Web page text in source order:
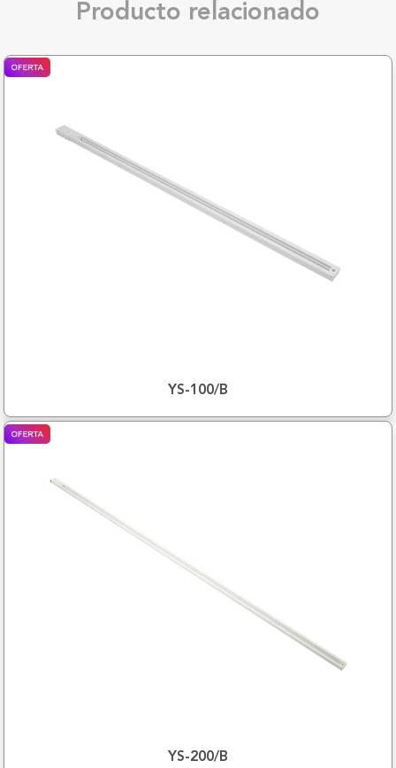
Producto relacionado
YS-100/B
YS-200/B